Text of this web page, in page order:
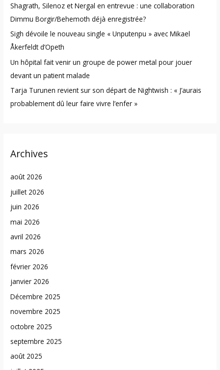
r
:
Shagrath, Silenoz et Nergal en entrevue : une collaboration
Dimmu Borgir/Behemoth déjà enregistrée?
Sigh dévoile le nouveau single « Unputenpu » avec Mikael
Åkerfeldt d’Opeth
Un hôpital fait venir un groupe de power metal pour jouer
devant un patient malade
Tarja Turunen revient sur son départ de Nightwish : « J’aurais
probablement dû leur faire vivre l’enfer »
Archives
août 2026
juillet 2026
juin 2026
mai 2026
avril 2026
mars 2026
février 2026
janvier 2026
Décembre 2025
novembre 2025
octobre 2025
septembre 2025
août 2025